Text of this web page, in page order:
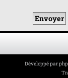
Développé par